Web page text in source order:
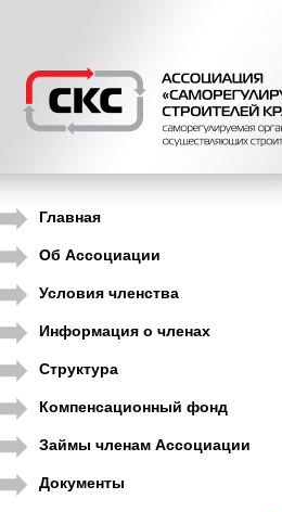
Главная
Об Ассоциации
Условия членства
Информация о членах
Структура
Компенсационный фонд
Займы членам Ассоциации
Документы